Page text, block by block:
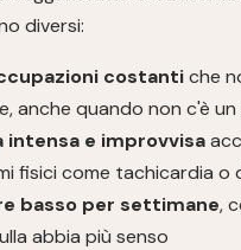
diversi:
costantiche
anche quando non c'è
intensa e improvvisa
fisici come tachicardia o
basso per settimane,
abbia più senso